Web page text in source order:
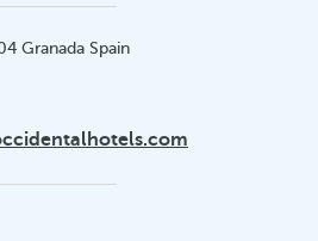
Granada Spain